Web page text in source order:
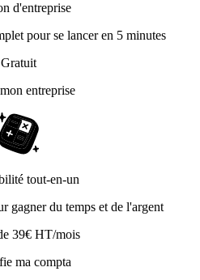
d'entreprise
pour se lancer en 5 minutes
Gratuit
entreprise
tout-en-un
gagner du temps et de l'argent
39€ HT/mois
ma compta